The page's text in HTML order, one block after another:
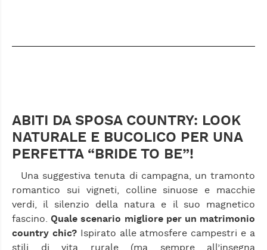
ABITI DA SPOSA COUNTRY: LOOK
NATURALE E BUCOLICO PER UNA
PERFETTA “BRIDE TO BE”!
Una suggestiva tenuta di campagna, un tramonto
romantico sui vigneti, colline sinuose e macchie
verdi, il silenzio della natura e il suo magnetico
fascino.Quale scenario migliore per un matrimonio
country chic?Ispirato alle atmosfere campestri e a
stili di vita rurale (ma sempre all’insegna